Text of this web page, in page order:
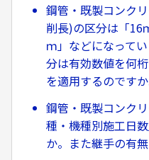
鋼管・既製コンク
削長)の区分は「16
ｍ」などになって
分は有効数値を何
を適用するのですか
鋼管・既製コンク
種・機種別施工日
か。また継手の有